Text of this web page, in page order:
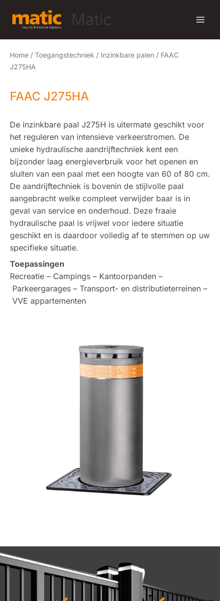
naar
inhoud
Matic
Home / Toegangstechniek / Inzinkbare palen / FAAC
J275HA
FAAC J275HA
De inzinkbare paal J275H is uitermate geschikt voor
het reguleren van intensieve verkeerstromen. De
unieke hydraulische aandrijftechniek kent een
bijzonder laag energieverbruik voor het openen en
sluiten van een paal met een hoogte van 60 of 80 cm.
De aandrijftechniek is bovenin de stijlvolle paal
aangebracht welke compleet verwijder baar is in
geval van service en onderhoud. Deze fraaie
hydraulische paal is vrijwel voor iedere situatie
geschikt en is daardoor volledig af te stemmen op uw
specifieke situatie.
Toepassingen
Recreatie – Campings – Kantoorpanden –
Parkeergarages – Transport- en distributieterreinen –
VVE appartementen